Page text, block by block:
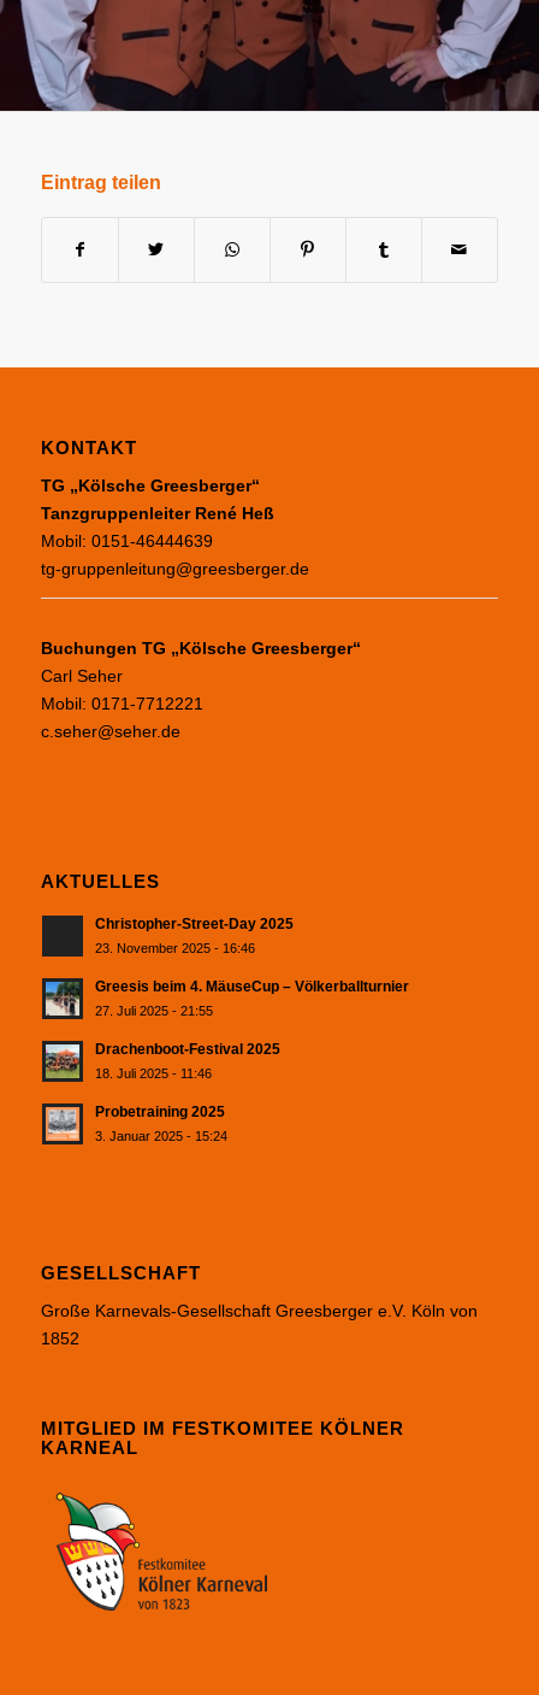
Eintrag teilen
KONTAKT
TG „Kölsche Greesberger“
Tanzgruppenleiter René Heß
Mobil: 0151-46444639
tg-gruppenleitung@greesberger.de
Buchungen TG „Kölsche Greesberger“
Carl Seher
Mobil: 0171-7712221
c.seher@seher.de
AKTUELLES
Christopher-Street-Day 2025
23. November 2025 - 16:46
Greesis beim 4. MäuseCup – Völkerballturnier
27. Juli 2025 - 21:55
Drachenboot-Festival 2025
18. Juli 2025 - 11:46
Probetraining 2025
3. Januar 2025 - 15:24
GESELLSCHAFT
Große Karnevals-Gesellschaft Greesberger e.V. Köln von
1852
MITGLIED IM FESTKOMITEE KÖLNER
KARNEAL